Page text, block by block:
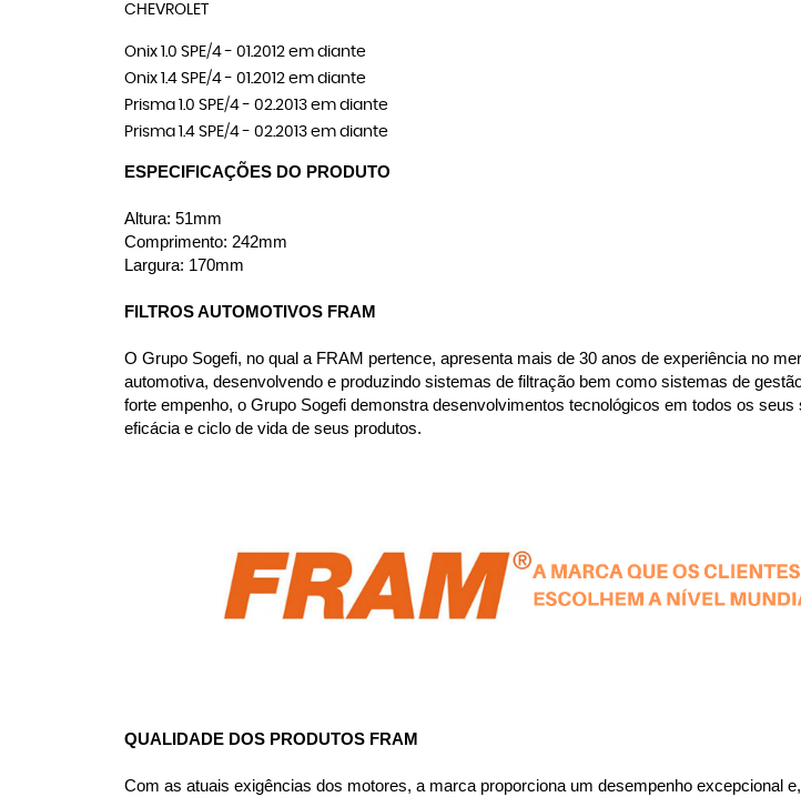
CHEVROLET
Onix 1.0 SPE/4 - 01.2012 em diante
Onix 1.4 SPE/4 - 01.2012 em diante
Prisma 1.0 SPE/4 - 02.2013 em diante
Prisma 1.4 SPE/4 - 02.2013 em diante
ESPECIFICAÇÕES DO PRODUTO
Altura: 51mm
Comprimento: 242mm
Largura: 170mm
FILTROS AUTOMOTIVOS FRAM
O Grupo Sogefi, no qual a FRAM pertence, apresenta mais de 30 anos de experiência no
automotiva, desenvolvendo e produzindo sistemas de filtração bem como sistemas de
forte empenho, o Grupo Sogefi demonstra desenvolvimentos tecnológicos em todos os
eficácia e ciclo de vida de seus produtos.
QUALIDADE DOS PRODUTOS FRAM
Com as atuais exigências dos motores, a marca proporciona um desempenho excepcional